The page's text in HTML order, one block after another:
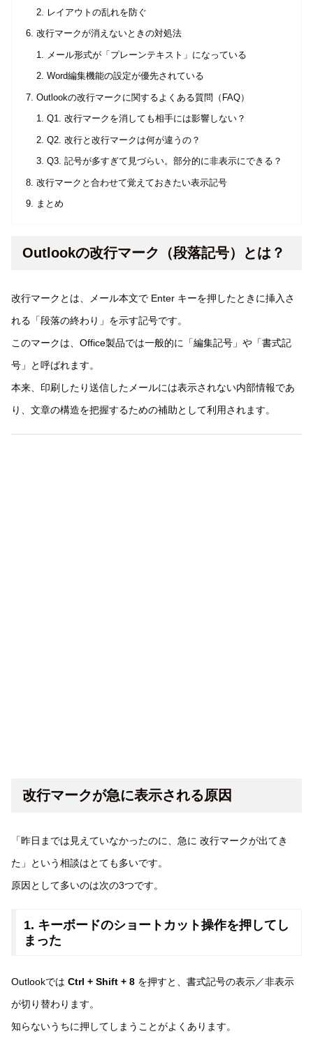
レイアウトの乱れを防ぐ
改行マークが消えないときの対処法
メール形式が「プレーンテキスト」になっている
Word編集機能の設定が優先されている
Outlookの改行マークに関するよくある質問（FAQ）
Q1. 改行マークを消しても相手には影響しない？
Q2. 改行と改行マークは何が違うの？
Q3. 記号が多すぎて見づらい。部分的に非表示にできる？
改行マークと合わせて覚えておきたい表示記号
まとめ
Outlookの改行マーク（段落記号）とは？
改行マークとは、メール本文で Enter キーを押したときに挿入さ
れる「段落の終わり」を示す記号です。
このマークは、Office製品では一般的に「編集記号」や「書式記
号」と呼ばれます。
本来、印刷したり送信したメールには表示されない内部情報であ
り、文章の構造を把握するための補助として利用されます。
改行マークが急に表示される原因
「昨日までは見えていなかったのに、急に 改行マークが出てき
た」という相談はとても多いです。
原因として多いのは次の3つです。
1. キーボードのショートカット操作を押してし
まった
Outlookでは Ctrl + Shift + 8 を押すと、書式記号の表示／非表示
が切り替わります。
知らないうちに押してしまうことがよくあります。